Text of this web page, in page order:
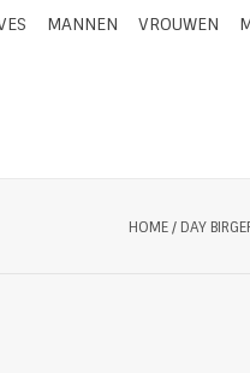
MANNEN VROUWEN
HOME/ DAY